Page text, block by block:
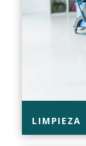
LIMPIEZA